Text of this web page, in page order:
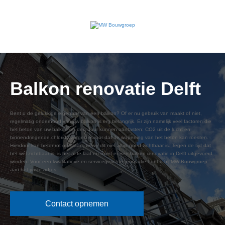
Balkon renovatie Delft
Bent u de gelukkige eigenaar van een balkon? Of er nu gebruik van maakt of niet,
regelmatig onderhoud van uw balkon is erg belangrijk. Er zijn namelijk veel factoren die
het beton van uw balkon op den duur kunnen aantasten: CO2 uit de lucht en
binnendringende chloride zorgen ervoor dat de wapening van het beton kan roesten.
Hierdoor kan betonrot ontstaan, terwijl dit niet altijd goed zichtbaar is. Tegen de tijd dat
het wél zichtbaar is, is het al te laat en moet er een balkon renovatie in Delft uitgevoerd
worden. Voor een kwalitatieve en servicegerichte renovatie bent u bij MW Bouwgroep
aan het juiste adres.
Contact opnemen